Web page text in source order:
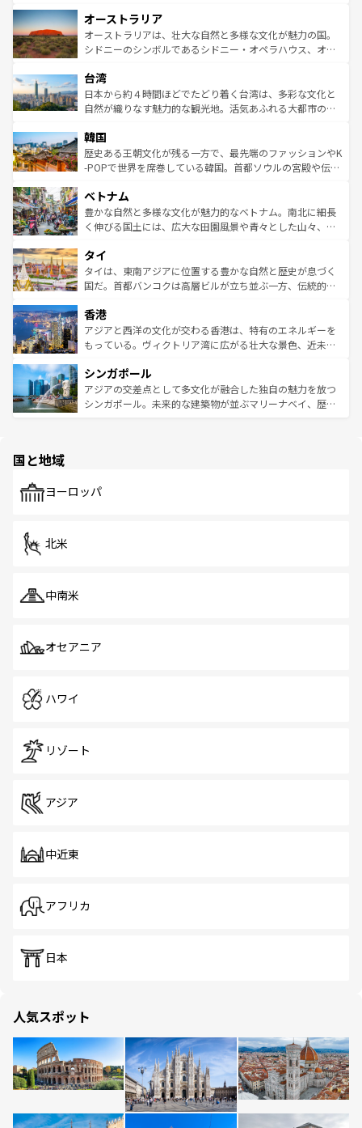
部のニューオーリンズでは、音楽と美食が融合した独特の
文化が魅力。旅行者はアメリカの各地域で異なる魅力を楽
しみながら、その多様性と豊かな歴史を感じることができ
ならではの贅沢な旅のスタイルだ。 なお、新着のアメリカ
情報はコンテンツ一覧を参照してほしい。
ワイ島は見逃せない。また、定番の観光地といえばオアフ
島だが、静かな自然を求めるならマウイ島やカウアイ島が
おすすめ。エメラルドグリーンに輝く海をはじめ、豊かな
れるおもてなしの心で訪れる人々を迎えてくれるハワイの
人々、おいしいローカルフードやハワイアンミュージッ
ク、伝統的なフラダンスなど、すべてがハワイの魅力を彩
ワイを、存分に味わってほしい。 なお、新着のハワイ情報
はコンテンツ一覧を参照してほしい。
オーストラリア
オーストラリアは、壮大な自然と多様な文化が魅力の国。
シドニーのシンボルであるシドニー・オペラハウス、オー
リアリーフや大陸中央部にそびえるウルル（エアーズロッ
ク）、タスマニアの美しい原生林やケアンズの熱帯雨林な
ど、見どころがたくさん。また、カフェやワイン、オージ
いる。アクティビティも充実しており、サーフィンやダイ
ビング、ハイキングなど、アウトドア好きにはたまらな
い。オーストラリアの多彩な魅力を存分に味わいつくそ
参照してほしい。
台湾
日本から約４時間ほどでたどり着く台湾は、多彩な文化と
自然が織りなす魅力的な観光地。活気あふれる大都市の台
ン）、静ひつな山岳地帯である台湾東部など、都市の喧騒
と山間の静けさが共存しており、訪れる人に新しい発見と
驚きをもたらしてくれる。また、奥深い台湾の食文化も魅
容にもいいと評判のスイーツなど、バラエティ豊かな料理
が味わえる。 なお、新着の台湾情報は コンテンツ一覧を参
照してほしい。
韓国
歴史ある王朝文化が残る一方で、最先端のファッションやK
-POPで世界を席巻している韓国。首都ソウルの宮殿や伝統
き、地方に足を延ばせば四季折々の自然美を楽しむことが
できる。そして、キムチや焼肉、絶品のストリートフード
まで、さまざまな韓国料理が待っている。夜には、韓国な
リティに包まれながら、韓国の多彩な魅力を心ゆくまで味
わってみてほしい。 なお、新着の韓国情報はコンテンツ一
覧を参照してほしい。
ベトナム
豊かな自然と多様な文化が魅力的なベトナム。南北に細長
く伸びる国土には、広大な田園風景や青々とした山々、世
急速な発展と共に伝統が息づく。ハノイの古い町並みやホ
ーチミン市のフランス統治時代の建物も、独特の雰囲気を
醸し出している。また、バラエティの豊かさとおいしさで
とつ。フォーやバインミー、ベトナムコーヒーなどは、ぜ
ひ現地で味わいたい。どの地域を訪れてもあたたかい人々
が旅行者を迎えてくれるので、きっと忘れられない旅にな
参照してほしい。
タイ
タイは、東南アジアに位置する豊かな自然と歴史が息づく
国だ。首都バンコクは高層ビルが立ち並ぶ一方、伝統的な
の活気が交差している。北部ではチェンマイなどの山岳地
帯で自然と触れ合い、南部ではプーケットやクラビの美し
いビーチでリゾート気分を楽しむことができる。タイ料理
激する。気候は一年中温暖で、どの季節にも異なる楽しみ
が待っている。親しみやすいタイの人々、仏教を中心とし
た文化、そして多様な観光資源が、訪れる旅人を魅了し続
香港
アジアと西洋の文化が交わる香港は、特有のエネルギーを
もっている。ヴィクトリア湾に広がる壮大な景色、近未来
み、どこを訪れても感動するはず。観光スポットが密集し
ており、効率よく見どころを回れるのも魅力。息をのむよ
うな絶景から文化的な体験まで、香港を存分に楽しみ尽く
シンガポール
アジアの交差点として多文化が融合した独自の魅力を放つ
シンガポール。未来的な建築物が並ぶマリーナベイ、歴史
で、ホーカーズは地元の風情を楽しめる外せないスポット
国と地域
ヨーロッパ
北米
中南米
オセアニア
ハワイ
リゾート
アジア
中近東
アフリカ
日本
人気スポット